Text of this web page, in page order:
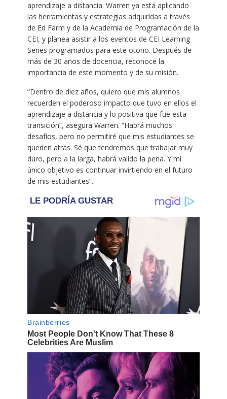
aprendizaje a distancia. Warren ya está aplicando
las herramientas y estrategias adquiridas a través
de Ed Farm y de la Academia de Programación de la
CEI, y planea asistir a los eventos de CEI Learning
Series programados para este otoño. Después de
más de 30 años de docencia, reconoce la
importancia de este momento y de su misión.
“Dentro de diez años, quiero que mis alumnos
recuerden el poderoso impacto que tuvo en ellos el
aprendizaje a distancia y lo positiva que fue esta
transición”, asegura Warren. “Habrá muchos
desafíos, pero no permitiré que mis estudiantes se
queden atrás. Sé que tendremos que trabajar muy
duro, pero a la larga, habrá valido la pena. Y mi
único objetivo es continuar invirtiendo en el futuro
de mis estudiantes”.